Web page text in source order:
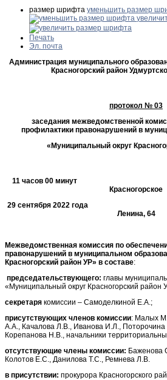
размер шрифта уменьшить размер
Печать
Эл. почта
Администрация муниципального
Красногорский район
протокол № 03
заседания межведомственной
профилактики правонарушений в
«Муниципальный округ
11 часов 00
Красногорское
29 сентября
Ленина, 64
Межведомственная комиссия по
правонарушений в муниципальном
Красногорский район УР» в составе:
председательствующего: главы
«Муниципальный округ Красногорский район
секретаря комиссии – Самоделкиной Е.А.;
присутствующих членов комиссии: Малых
А.А., Качалова Л.В., Иванова И.Л.,
Корепанова Н.В., начальники
отсутствующие члены комиссии: Баженова
Колотов Е.С., Данилова Т.С., Ремнева Л.В.
в присутствии: прокурора Красногорского